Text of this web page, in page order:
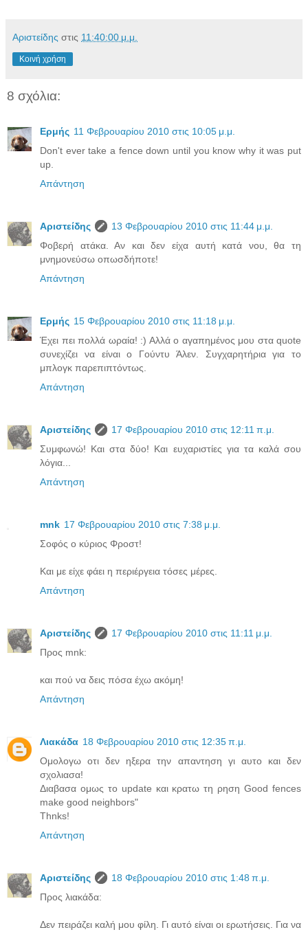
Αριστείδης στις 11:40:00 μ.μ.
Κοινή χρήση
8 σχόλια:
Ερμής 11 Φεβρουαρίου 2010 στις 10:05 μ.μ.
Don't ever take a fence down until you know why it was put
up.
Απάντηση
Αριστείδης
13 Φεβρουαρίου 2010 στις 11:44 μ.μ.
Φοβερή ατάκα. Αν και δεν είχα αυτή κατά νου, θα τη
μνημονεύσω οπωσδήποτε!
Απάντηση
Ερμής 15 Φεβρουαρίου 2010 στις 11:18 μ.μ.
Έχει πει πολλά ωραία! :) Αλλά ο αγαπημένος μου στα quote
συνεχίζει να είναι ο Γούντυ Άλεν. Συγχαρητήρια για το
μπλογκ παρεπιπτόντως.
Απάντηση
Αριστείδης
17 Φεβρουαρίου 2010 στις 12:11 π.μ.
Συμφωνώ! Και στα δύο! Και ευχαριστίες για τα καλά σου
λόγια...
Απάντηση
mnk 17 Φεβρουαρίου 2010 στις 7:38 μ.μ.
Σοφός ο κύριος Φροστ!
Και με είχε φάει η περιέργεια τόσες μέρες.
Απάντηση
Αριστείδης
17 Φεβρουαρίου 2010 στις 11:11 μ.μ.
Προς mnk:
και πού να δεις πόσα έχω ακόμη!
Απάντηση
Λιακάδα 18 Φεβρουαρίου 2010 στις 12:35 π.μ.
Oμολογω οτι δεν ηξερα την απαντηση γι αυτο και δεν
σχολιασα!
Διαβασα ομως το update και κρατω τη ρηση Good fences
make good neighbors"
Thnks!
Απάντηση
Αριστείδης
18 Φεβρουαρίου 2010 στις 1:48 π.μ.
Προς λιακάδα:
Δεν πειράζει καλή μου φίλη. Γι αυτό είναι οι ερωτήσεις. Για να